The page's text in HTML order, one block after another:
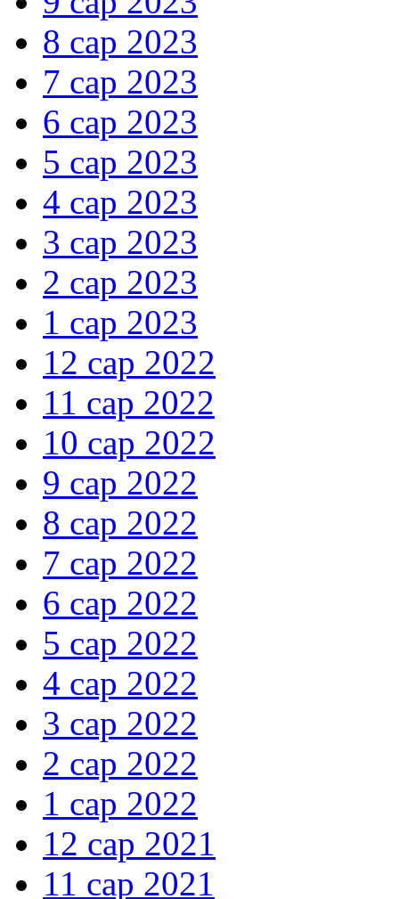
8 сар 2023
7 сар 2023
6 сар 2023
5 сар 2023
4 сар 2023
3 сар 2023
2 сар 2023
1 сар 2023
12 сар 2022
11 сар 2022
10 сар 2022
9 сар 2022
8 сар 2022
7 сар 2022
6 сар 2022
5 сар 2022
4 сар 2022
3 сар 2022
2 сар 2022
1 сар 2022
12 сар 2021
11 сар 2021